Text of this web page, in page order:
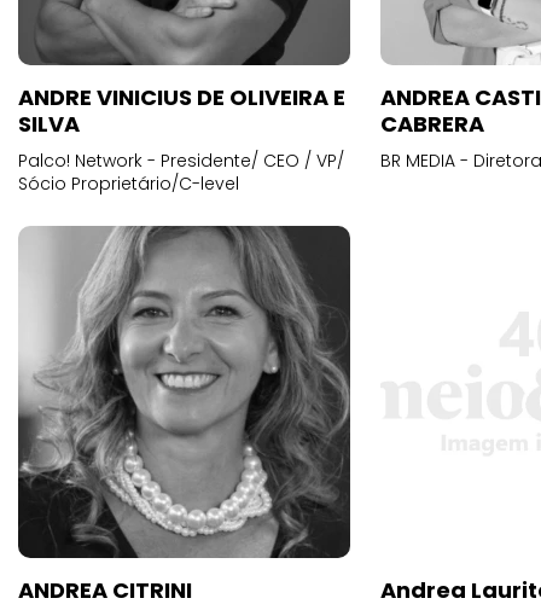
ANDRE VINICIUS DE OLIVEIRA E
SILVA
Palco! Network - Presidente/ CEO / VP/
Sócio Proprietário/C-level
ANDREA
CABRERA
BR MEDIA -
ANDREA CITRINI Andrea